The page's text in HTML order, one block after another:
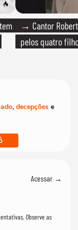
→ Cantor
pelos quatro
, decepções e
Acessar →
Observe as